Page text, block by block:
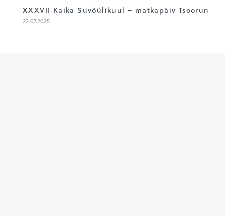
XXXVII Kaika Suvõülikuul – matkapäiv Tsoorun
22.07.2025